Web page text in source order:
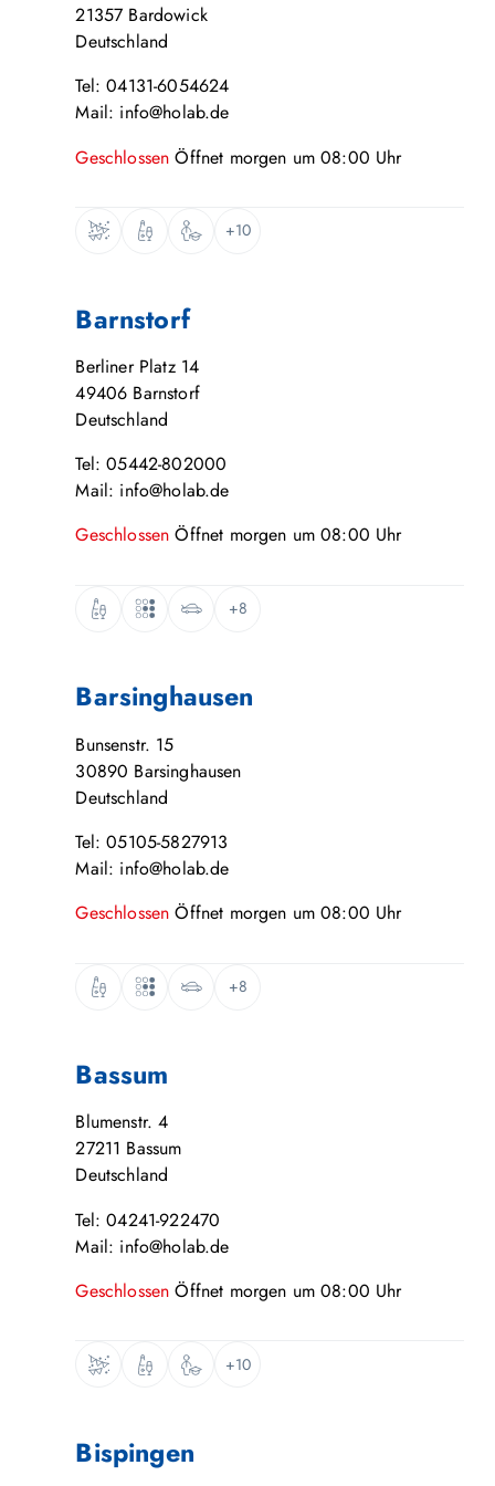
21357 Bardowick
Deutschland
Tel: 04131-6054624
Mail: info@holab.de
GeschlossenÖffnet morgen um08:00 Uhr
+10
Barnstorf
Berliner Platz 14
49406 Barnstorf
Deutschland
Tel: 05442-802000
Mail: info@holab.de
GeschlossenÖffnet morgen um08:00 Uhr
+8
Barsinghausen
Bunsenstr. 15
30890 Barsinghausen
Deutschland
Tel: 05105-5827913
Mail: info@holab.de
GeschlossenÖffnet morgen um08:00 Uhr
+8
Bassum
Blumenstr. 4
27211 Bassum
Deutschland
Tel: 04241-922470
Mail: info@holab.de
GeschlossenÖffnet morgen um08:00 Uhr
+10
Bispingen